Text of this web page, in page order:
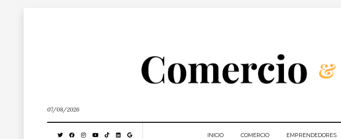
07/08/2026
INICIO COMERCIO EMPRENDEDORES